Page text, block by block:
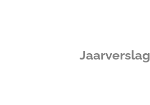
Jaarverslag